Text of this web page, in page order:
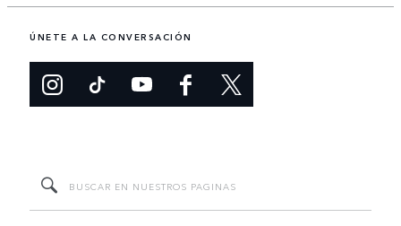
ÚNETE A LA CONVERSACIÓN